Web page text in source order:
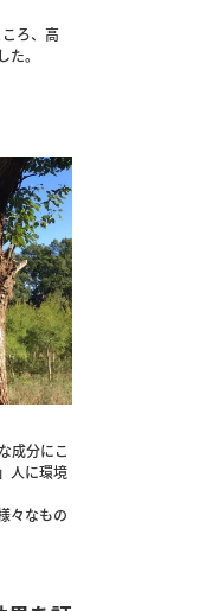
ろ、高
。
成分にこ
人に環境
々なもの